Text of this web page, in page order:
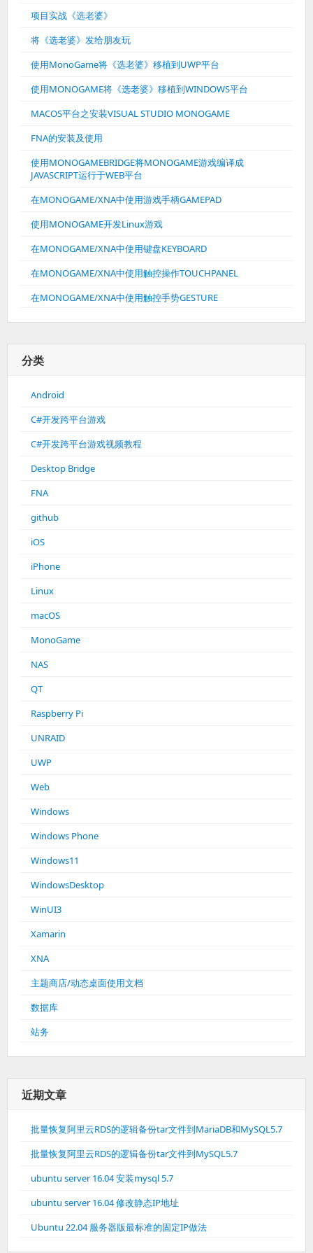
项目实战《选老婆》
将《选老婆》发给朋友玩
使用MonoGame将《选老婆》移植到UWP平台
使用MONOGAME将《选老婆》移植到WINDOWS平台
MACOS平台之安装VISUAL STUDIO MONOGAME
FNA的安装及使用
使用MONOGAMEBRIDGE将MONOGAME游戏编译成
JAVASCRIPT运行于WEB平台
在MONOGAME/XNA中使用游戏手柄GAMEPAD
使用MONOGAME开发Linux游戏
在MONOGAME/XNA中使用键盘KEYBOARD
在MONOGAME/XNA中使用触控操作TOUCHPANEL
在MONOGAME/XNA中使用触控手势GESTURE
分类
Android
C#开发跨平台游戏
C#开发跨平台游戏视频教程
Desktop Bridge
FNA
github
iOS
iPhone
Linux
macOS
MonoGame
NAS
QT
Raspberry Pi
UNRAID
UWP
Web
Windows
Windows Phone
Windows11
WindowsDesktop
WinUI3
Xamarin
XNA
主题商店/动态桌面使用文档
数据库
站务
近期文章
批量恢复阿里云RDS的逻辑备份tar文件到MariaDB和MySQL5.7
批量恢复阿里云RDS的逻辑备份tar文件到MySQL5.7
ubuntu server 16.04 安装mysql 5.7
ubuntu server 16.04 修改静态IP地址
Ubuntu 22.04 服务器版最标准的固定IP做法